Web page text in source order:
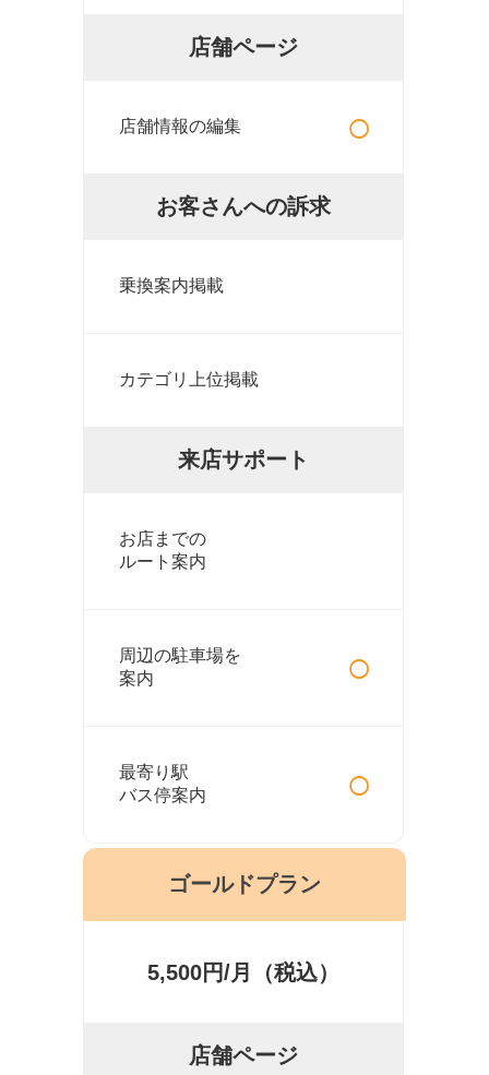
店舗ページ
店舗情報の編集 ○
お客さんへの訴求
乗換案内掲載
カテゴリ上位掲載
来店サポート
お店までの
ルート案内
周辺の駐車場を
案内
○
最寄り駅
バス停案内
○
ゴールドプラン
5,500円/月（税込）
店舗ページ